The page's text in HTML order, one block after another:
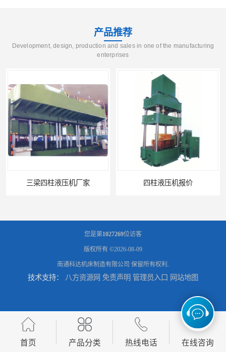
产品推荐
Development, design, production and sales in one of the manufacturing
enterprises
三梁四柱液压机厂家 四柱液压机报价
100吨四柱液压机 1000吨四柱液压机
您是第1027269位访客
版权所有 ©2026-08-09
南通科达机床制造有限公司 保留所有权利.
技术支持： 八方资源网 免责声明 管理员入口 网站地图
首页 产品分类 热线电话 在线咨询